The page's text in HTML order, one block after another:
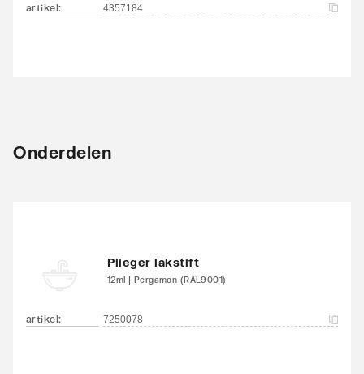
artikel: 4357184
Onderdelen
Plieger lakstift
12ml | Pergamon (RAL9001)
artikel: 7250078